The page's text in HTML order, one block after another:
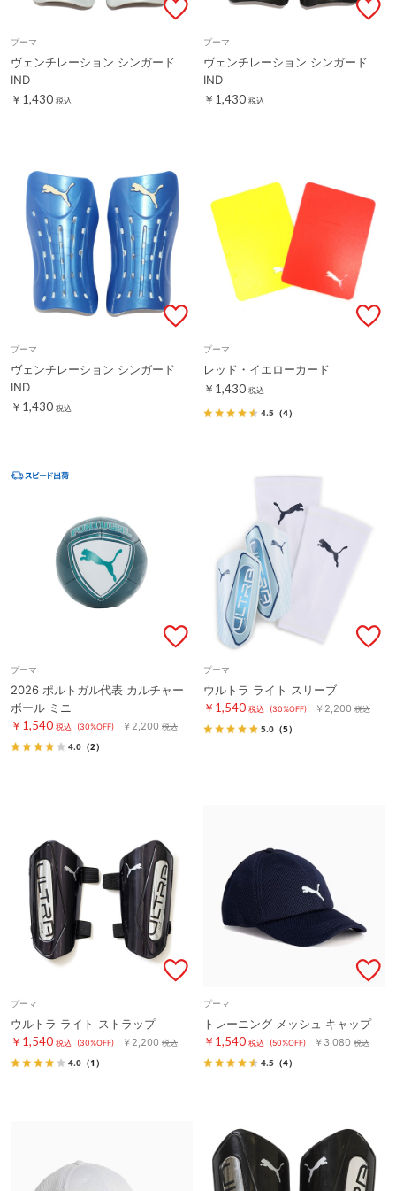
プーマ
ヴェンチレーション シンガード
IND
￥1,430 税込
プーマ
ヴェンチレーション シンガード
IND
￥1,430 税込
プーマ
ヴェンチレーション シンガード
IND
￥1,430 税込
プーマ
レッド・イエローカード
￥1,430 税込
4.5 （4）
プーマ
2026 ポルトガル代表 カルチャー
ボール ミニ
￥1,540 税込 (30%OFF) ￥2,200 税込
4.0 （2）
プーマ
ウルトラ ライト スリーブ
￥1,540 税込 (30%OFF) ￥2,200 税込
5.0 （5）
プーマ
ウルトラ ライト ストラップ
￥1,540 税込 (30%OFF) ￥2,200 税込
4.0 （1）
プーマ
トレーニング メッシュ キャップ
￥1,540 税込 (50%OFF) ￥3,080 税込
4.5 （4）